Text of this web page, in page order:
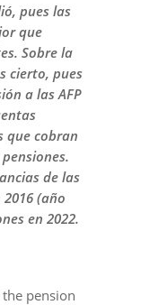
pues las
que
Sobre la
cierto, pues
a las AFP
que cobran
de las
(año
en 2022.
pension